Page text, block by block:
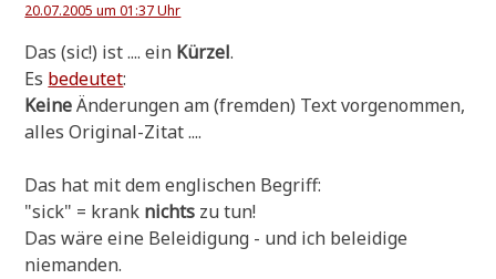
20.07.2005 um 01:37 Uhr
Das (sic!) ist .... ein Kür­zel.
Es bedeu­tet:
Kei­neÄnde­run­gen am (frem­den) Text vor­ge­nom­men,
alles Original-Zitat ....
Das hat mit dem eng­li­schen Begriff:
"sick" = krank nichts zu tun!
Das wäre eine Belei­di­gung - und ich belei­di­ge
niemanden.